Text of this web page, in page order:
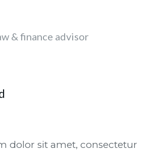
& finance advisor
dolor sit amet, consectetur